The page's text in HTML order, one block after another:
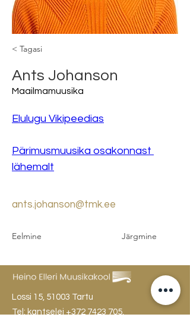
< Tagasi
Ants Johanson
Maailmamuusika
Elulugu Vikipeedias
Pärimusmuusika osakonnast
lähemalt
ants.johanson@tmk.ee
Eelmine Järgmine
Lossi 15, 51003 Tartu
Tel: kantselei +372 7423 705,